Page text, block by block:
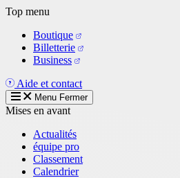
Aller
contenu
principal
Top menu
Boutique
Billetterie
Business
Aide et contact
Menu Fermer
Mises en avant
Actualités
équipe pro
Classement
Calendrier